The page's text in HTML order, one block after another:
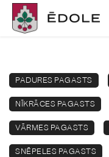
PADURES PAGASTS
NĪKRĀCES PAGASTS
VĀRMES PAGASTS
SNĒPELES PAGASTS